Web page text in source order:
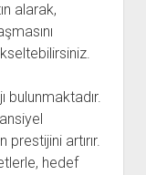
alarak,
bulunmaktadır.
prestijini artırır.
hedef